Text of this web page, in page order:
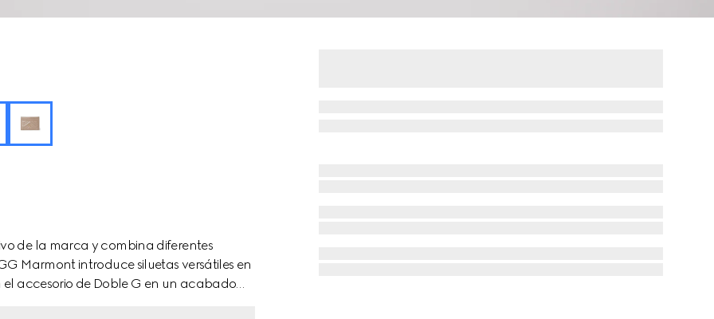
de la marca y combina diferentes
Marmont introduce siluetas versátiles en
accesorio de Doble G en un acabado